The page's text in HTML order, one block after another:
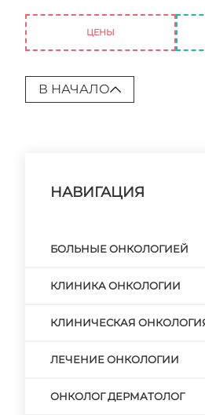
ЦЕНЫ
В НАЧАЛО
НАВИГАЦИЯ
БОЛЬНЫЕ ОНКОЛОГИЕЙ
КЛИНИКА ОНКОЛОГИИ
КЛИНИЧЕСКАЯ
ЛЕЧЕНИЕ ОНКОЛОГИИ
ОНКОЛОГ ДЕРМАТОЛОГ